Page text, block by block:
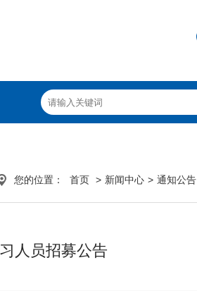
您的位置： 首页 > 新闻中心 > 通知公告
人员招募公告